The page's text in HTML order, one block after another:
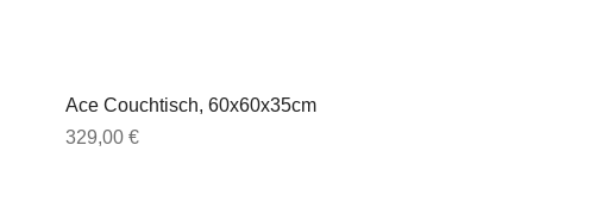
Ace Couchtisch, 60x60x35cm
Preis
329,00 €